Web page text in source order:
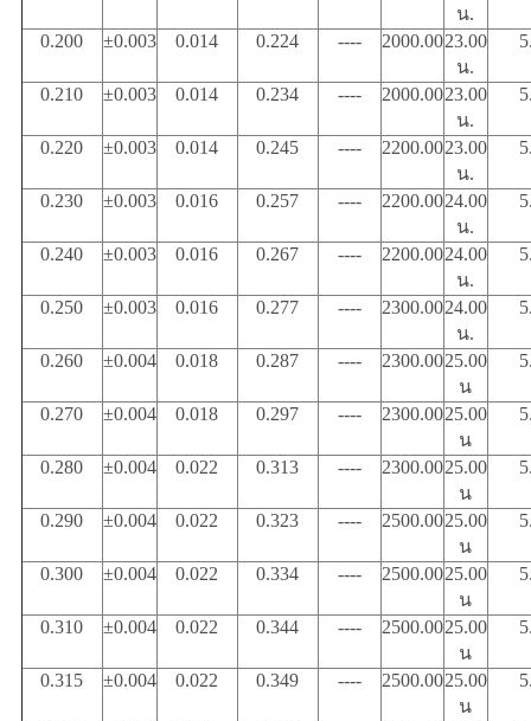
น.
0.200 ±0.003 0.014 0.224 ---- 2000.0023.00
น.
0.210 ±0.003 0.014 0.234 ---- 2000.0023.00
น.
0.220 ±0.003 0.014 0.245 ---- 2200.0023.00
น.
0.230 ±0.003 0.016 0.257 ---- 2200.0024.00
น.
0.240 ±0.003 0.016 0.267 ---- 2200.0024.00
น.
0.250 ±0.003 0.016 0.277 ---- 2300.0024.00
น.
0.260 ±0.004 0.018 0.287 ---- 2300.0025.00
น
0.270 ±0.004 0.018 0.297 ---- 2300.0025.00
น
0.280 ±0.004 0.022 0.313 ---- 2300.0025.00
น
0.290 ±0.004 0.022 0.323 ---- 2500.0025.00
น
0.300 ±0.004 0.022 0.334 ---- 2500.0025.00
น
0.310 ±0.004 0.022 0.344 ---- 2500.0025.00
น
0.315 ±0.004 0.022 0.349 ---- 2500.0025.00
น